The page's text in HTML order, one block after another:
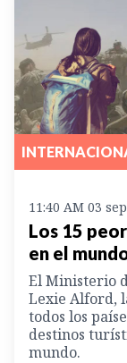
11:40 AM 03
Los 15
en el
El Ministerio
Lexie Alford,
todos los
destinos
mundo.